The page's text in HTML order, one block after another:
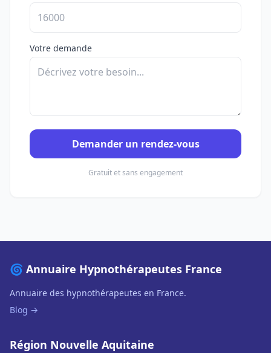
Votre demande
Demander un rendez-vous
Gratuit et sans engagement
🌀 Annuaire Hypnothérapeutes France
Annuaire des hypnothérapeutes en France.
Blog →
Région Nouvelle Aquitaine